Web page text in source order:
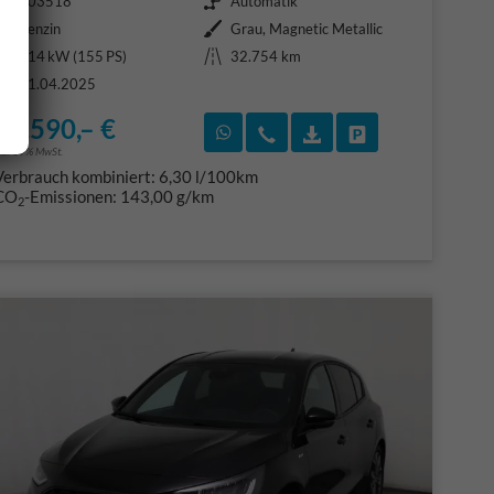
Benzin Außenfarbe Grau, Magnetic Metallic
114 kW (155 PS) Kilometerstand
32.754 km
01.04.2025
20.590,– €
incl. 19% MwSt.
Rückruf vereinbaren
Wir rufen Sie an
Fahrzeugexposé
kombiniert: 6,30 l/100km
2-Emissionen: 143,00 g/km